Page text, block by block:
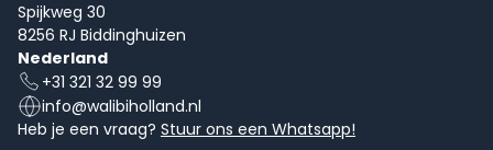
Spijkweg 30
8256 RJ Biddinghuizen
Nederland
+31 321 32 99 99
info@walibiholland.nl
Heb je een vraag? Stuur ons een Whatsapp!